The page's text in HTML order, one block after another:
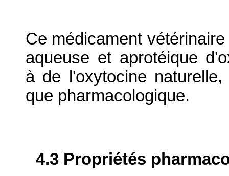
Ce médicament
aqueuse et aprotéique
à de l'oxytocine
que pharmacologique.
4.3 Propriétés